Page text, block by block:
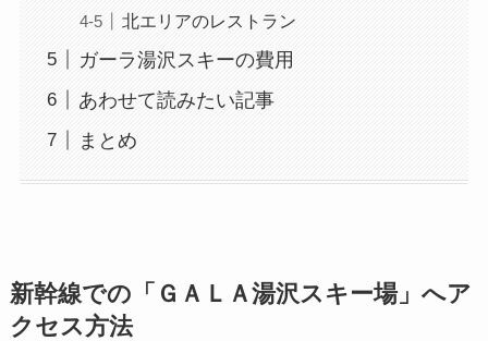
北エリアのレストラン
ガーラ湯沢スキーの費用
あわせて読みたい記事
まとめ
新幹線での「ＧＡＬＡ湯沢スキー場」へア
クセス方法